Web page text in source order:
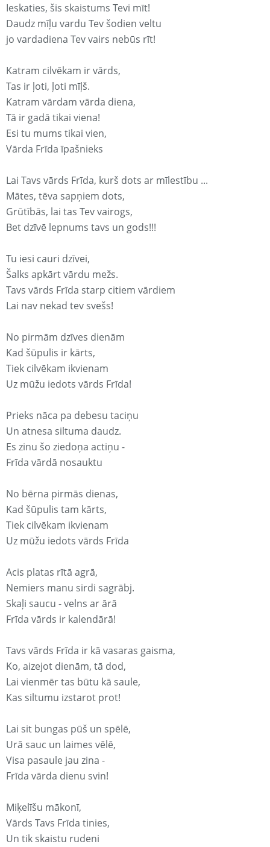
Ieskaties, šis skaistums Tevi mīt!
Daudz mīļu vardu Tev šodien veltu
jo vardadiena Tev vairs nebūs rīt!
Katram cilvēkam ir vārds,
Tas ir ļoti, ļoti mīļš.
Katram vārdam vārda diena,
Tā ir gadā tikai viena!
Esi tu mums tikai vien,
Vārda Frīda īpašnieks
Lai Tavs vārds Frīda, kurš dots ar mīlestību ...
Mātes, tēva sapņiem dots,
Grūtībās, lai tas Tev vairogs,
Bet dzīvē lepnums tavs un gods!!!
Tu iesi cauri dzīvei,
Šalks apkārt vārdu mežs.
Tavs vārds Frīda starp citiem vārdiem
Lai nav nekad tev svešs!
No pirmām dzīves dienām
Kad šūpulis ir kārts,
Tiek cilvēkam ikvienam
Uz mūžu iedots vārds Frīda!
Prieks nāca pa debesu taciņu
Un atnesa siltuma daudz.
Es zinu šo ziedoņa actiņu -
Frīda vārdā nosauktu
No bērna pirmās dienas,
Kad šūpulis tam kārts,
Tiek cilvēkam ikvienam
Uz mūžu iedots vārds Frīda
Acis platas rītā agrā,
Nemiers manu sirdi sagrābj.
Skaļi saucu - velns ar ārā
Frīda vārds ir kalendārā!
Tavs vārds Frīda ir kā vasaras gaisma,
Ko, aizejot dienām, tā dod,
Lai vienmēr tas būtu kā saule,
Kas siltumu izstarot prot!
Lai sit bungas pūš un spēlē,
Urā sauc un laimes vēlē,
Visa pasaule jau zina -
Frīda vārda dienu svin!
Miķelīšu mākonī,
Vārds Tavs Frīda tinies,
Un tik skaistu rudeni